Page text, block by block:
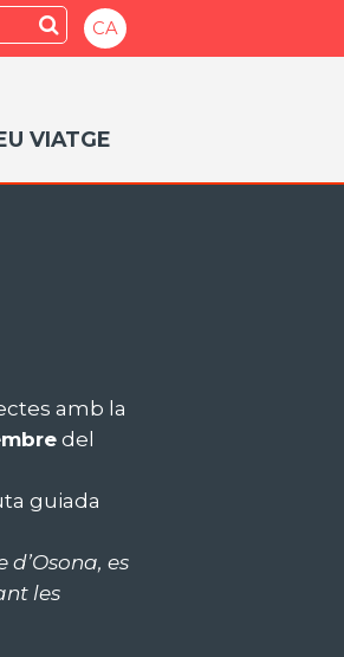
CA
Submit
VIATGE
amb la
del
guiada
es
les